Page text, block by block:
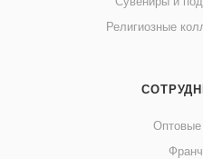
Религиозные
Оптовые